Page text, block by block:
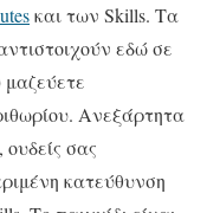
και των Skills. Τα
εδώ σε
μαζεύετε
Ανεξάρτητα
σας
κατεύθυνση